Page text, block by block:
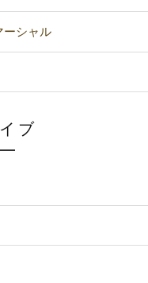
ーシャル
ブ